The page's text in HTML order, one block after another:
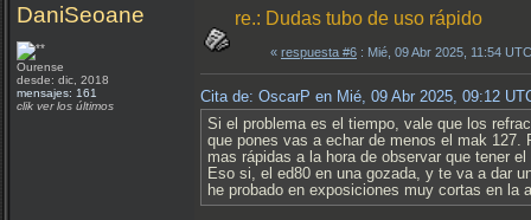
DaniSeoane
Ourense
desde: dic, 2018
mensajes: 161
clik ver los últimos
re.: Dudas tubo de uso rápido
« respuesta #6 : Mié, 09 Abr 2025, 11:54
Cita de: OscarP en Mié, 09 Abr 2025, 09:12
Si el problema es el tiempo, vale que los
que pones vas a echar de menos el mak 127.
mas rápidas a la hora de observar que tener
Eso si, el ed80 en una gozada, y te va a dar
he probado en exposiciones muy cortas en la